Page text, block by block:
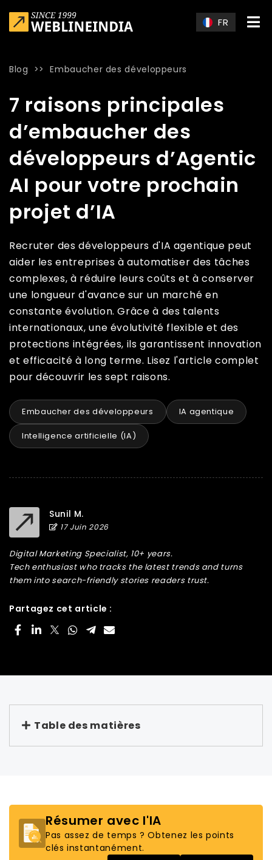
FR
Blog >>Embaucher des développeurs
7 raisons principales
d’embaucher des
développeurs d’Agentic
AI pour votre prochain
projet d’IA
Recruter des développeurs d'IA agentique peut
aider les entreprises à automatiser des tâches
complexes, à réduire leurs coûts et à conserver
une longueur d'avance sur un marché en
constante évolution. Grâce à des talents
internationaux, une évolutivité flexible et des
protections intégrées, ils garantissent innovation
et efficacité à long terme. Lisez l'article complet
pour découvrir les sept raisons.
Embaucher des développeurs IA agentique
Intelligence artificielle (IA)
Sunil M.
17 Juin 2026
Digital Marketing Specialist, 10+ years.
Tech enthusiast who tracks the latest trends and turns
them into search-friendly stories readers trust.
Partagez cet article :
Table des matières
Résumer avec l'IA
Pas assez de temps ? Obtenez les points
clés instantanément.